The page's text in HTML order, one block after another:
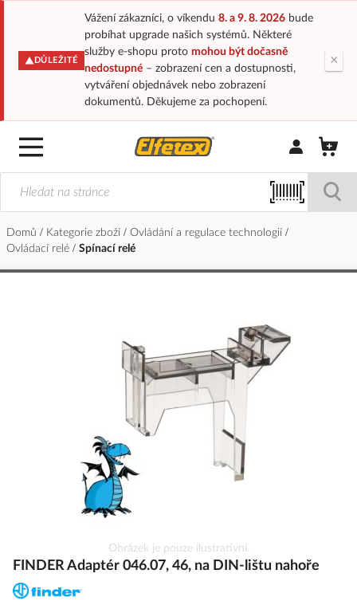
DŮLEŽITÉ
Vážení zákazníci, o víkendu 8. a 9. 8. 2026bude
probíhat upgrade našich systémů. Některé
služby e-shopu proto mohou být dočasně
nedostupné– zobrazení cen a dostupnosti,
vytváření objednávek nebo zobrazení
dokumentů. Děkujeme za pochopení.
×
Přihlásit/
Domů Kategorie zboží
Ovládání a regulace technologií
Ovládací relé
Spínací relé
na
galerie
Obrázek je pouze ilustrativní.
FINDER Adaptér 046.07, 46, na DIN-lištu nahoře